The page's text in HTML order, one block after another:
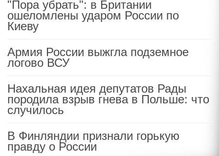
"Пора убрать": в Британии
ошеломлены ударом России по
Киеву
Армия России выжгла подземное
логово ВСУ
Нахальная идея депутатов Рады
породила взрыв гнева в Польше: что
случилось
В Финляндии признали горькую
правду о России